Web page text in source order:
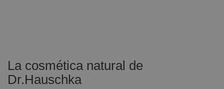
La cosmética natural de
Dr.Hauschka